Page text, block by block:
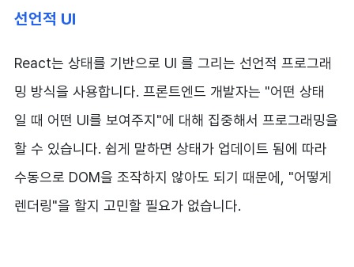
선언적 UI
React는 상태를 기반으로 UI 를 그리는 선언적 프로그래
밍 방식을 사용합니다. 프론트엔드 개발자는 "어떤 상태
일 때 어떤 UI를 보여주지"에 대해 집중해서 프로그래밍을
할 수 있습니다. 쉽게 말하면 상태가 업데이트 됨에 따라
수동으로 DOM을 조작하지 않아도 되기 때문에, "어떻게
렌더링"을 할지 고민할 필요가 없습니다.